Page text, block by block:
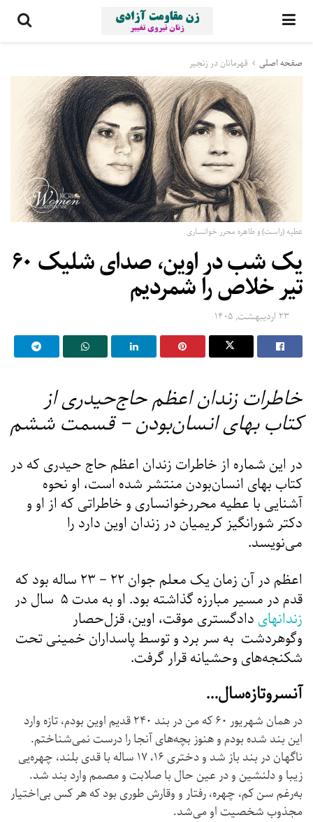
صفحه اصلی قهرمانان در زنجیر
عطیه (راست) و طاهره محرر خوانساری
یک شب در اوین، صدای شلیک ۶۰
تیر خلاص را شمردیم
۲۳ اردیبهشت, ۱۴۰۵
خاطرات زندان اعظم حاج‌حیدری از
کتاب بهای انسان‌بودن – قسمت ششم
در این شماره از خاطرات زندان اعظم حاج حیدری که در
کتاب بهای انسان‌بودن منتشر شده است، او نحوه
آشنایی با عطیه محررخوانساری و خاطراتی که از او و
دکتر شورانگیز کریمیان در زندان اوین دارد را
می‌نویسد.
اعظم در آن زمان یک معلم جوان ۲۲ – ۲۳ ساله بود که
قدم در مسیر مبارزه گذاشته بود. او به مدت ۵ سال در
زندانهای دادگستری موقت، اوین، قزل‌حصار
وگوهردشت به سر برد و توسط پاسداران خمینی تحت
شکنجه‌های وحشیانه قرار گرفت.
آنسروتازه‌سال…
در همان شهریور ۶۰ که من در بند ۲۴۰ قدیم اوین بودم، تازه وارد
این بند شده بودم و هنوز بچه‌های آنجا را درست نمی‌شناختم.
ناگهان در بند باز شد و دختری ۱۶، ۱۷ ساله با قدی بلند، چهره‌یی
زیبا و دلنشین و در عین حال با صلابت و مصمم وارد بند شد.
به‌رغم سن کم، چهره، رفتار و وقارش طوری بود که هر کس بی‌اختیار
مجذوب شخصیت او می‌شد.